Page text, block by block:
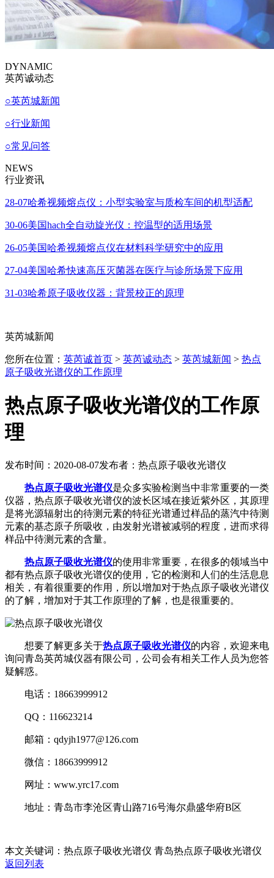
DYNAMIC
英芮诚动态
○英芮城新闻
○行业新闻
○常见问答
NEWS
行业资讯
28-07哈希视频熔点仪：小型实验室与质检车间的机型适配
30-06美国hach全自动旋光仪：控温型的适用场景
26-05美国哈希视频熔点仪在材料科学研究中的应用
27-04美国哈希快速高压灭菌器在医疗与诊所场景下应用
31-03哈希原子吸收仪器：背景校正的原理
英芮城新闻
您所在位置： 英芮诚首页 > 英芮诚动态 > 英芮城新闻 > 热点
原子吸收光谱仪的工作原理
热点原子吸收光谱仪的工作原
理
发布时间：2020-08-07发布者：热点原子吸收光谱仪
热点原子吸收光谱仪是众多实验检测当中非常重要的一类
仪器，热点原子吸收光谱仪的波长区域在接近紫外区，其原理
是将光源辐射出的待测元素的特征光谱通过样品的蒸汽中待测
元素的基态原子所吸收，由发射光谱被减弱的程度，进而求得
样品中待测元素的含量。
热点原子吸收光谱仪的使用非常重要，在很多的领域当中
都有热点原子吸收光谱仪的使用，它的检测和人们的生活息息
相关，有着很重要的作用，所以增加对于热点原子吸收光谱仪
的了解，增加对于其工作原理的了解，也是很重要的。
想要了解更多关于热点原子吸收光谱仪的内容，欢迎来电
询问青岛英芮城仪器有限公司，公司会有相关工作人员为您答
疑解惑。
电话：18663999912
QQ：116623214
邮箱：qdyjh1977@126.com
微信：18663999912
网址：www.yrc17.com
地址：青岛市李沧区青山路716号海尔鼎盛华府B区
本文关键词：热点原子吸收光谱仪 青岛热点原子吸收光谱仪
返回列表